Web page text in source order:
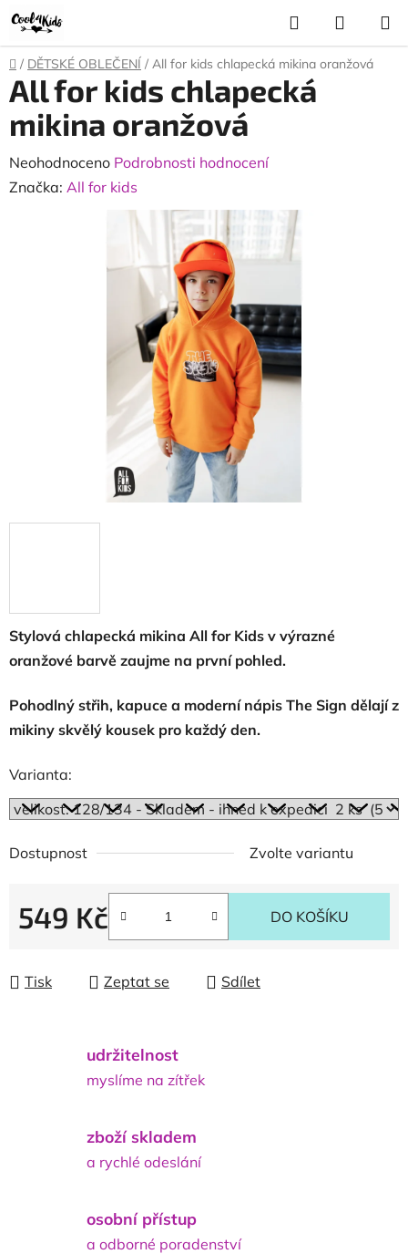
Přejít
na
obsah
Hledat
KOŠÍK
Domů
/ DĚTSKÉ OBLEČENÍ / All for kids chlapecká mikina oranžová
Stylová chlapecká mikina All for Kids v výrazné
oranžové barvě zaujme na první pohled.
Pohodlný střih, kapuce a moderní nápis The Sign dělají z
mikiny skvělý kousek pro každý den.
Varianta:
Dostupnost Zvolte variantu
549 Kč DO KOŠÍKU
Tisk Zeptat se Sdílet
All for kids chlapecká
mikina oranžová
Průměrné
hodnocení
Neohodnoceno Podrobnosti hodnocení
Značka: All for kids
udržitelnost
myslíme na zítřek
zboží skladem
a rychlé odeslání
osobní přístup
a odborné poradenství